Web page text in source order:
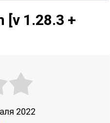
[v 1.28.3 +
2022